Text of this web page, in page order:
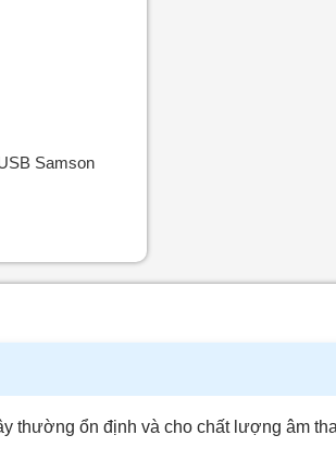
Samson
thường ổn định và cho chất lượng âm